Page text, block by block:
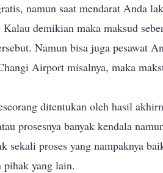
namun saat mendarat Anda
Kalau demikian maka maksud
Namun bisa juga pesawat
Airport misalnya, maka
ditentukan oleh hasil
prosesnya banyak kendala
sekali proses yang nampaknya
pihak yang lain.